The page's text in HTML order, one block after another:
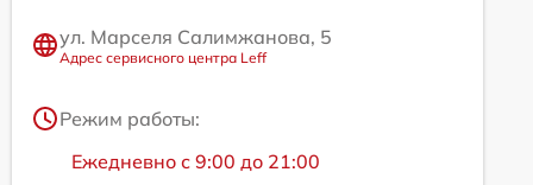
ул. Марселя Салимжанова, 5
Адрес сервисного центра Leff
Режим работы:
Ежедневно с 9:00 до 21:00